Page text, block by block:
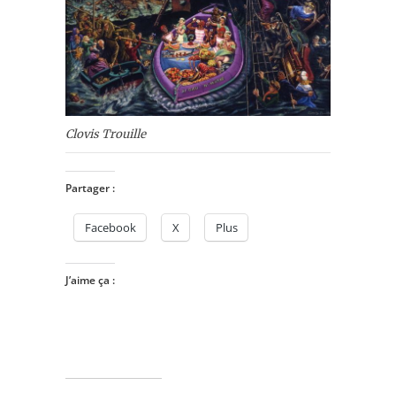
Clovis Trouille
Partager :
Facebook X Plus
J’aime ça :